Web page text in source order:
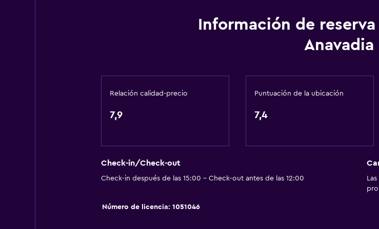
Restaurante
Accesibilidad y adecuación
Información de
Anavadia
Relación calidad-precio
7,9
Puntuación de la ubicación
7,4
Check-in/Check-out
Check-in después de las 15:00 - Check-out antes de las 12:00
Número de licencia: 1051046